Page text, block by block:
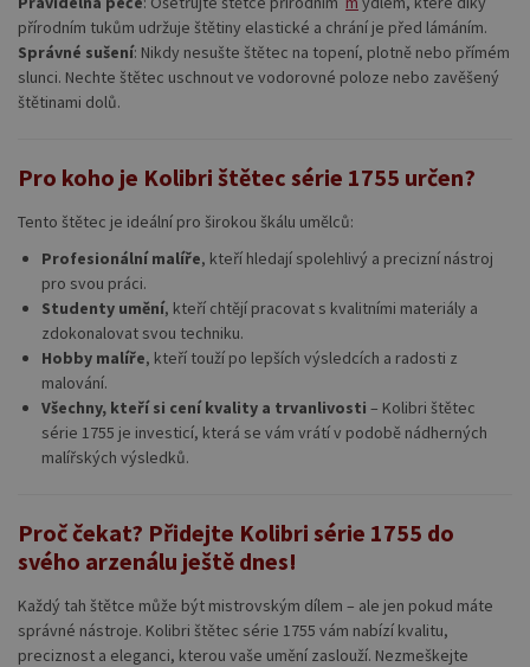
přírodním tukům udržuje štětiny elastické a chrání je před lámáním.
Správné sušení: Nikdy nesušte štětec na topení, plotně nebo přímém
slunci. Nechte štětec uschnout ve vodorovné poloze nebo zavěšený
štětinami dolů.
Pro koho je Kolibri štětec série 1755 určen?
Tento štětec je ideální pro širokou škálu umělců:
Profesionální malíře, kteří hledají spolehlivý a precizní nástroj
pro svou práci.
Studenty umění, kteří chtějí pracovat s kvalitními materiály a
zdokonalovat svou techniku.
Hobby malíře, kteří touží po lepších výsledcích a radosti z
malování.
Všechny, kteří si cení kvality a trvanlivosti – Kolibri štětec
série 1755 je investicí, která se vám vrátí v podobě nádherných
malířských výsledků.
Proč čekat? Přidejte Kolibri série 1755 do
svého arzenálu ještě dnes!
Každý tah štětce může být mistrovským dílem – ale jen pokud máte
správné nástroje. Kolibri štětec série 1755 vám nabízí kvalitu,
preciznost a eleganci, kterou vaše umění zaslouží. Nezmeškejte